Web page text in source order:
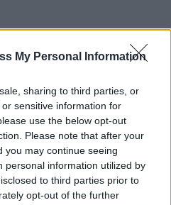
My Personal Information
sharing to third parties, or
sensitive information for
use the below opt-out
Please note that after your
you may continue seeing
personal information utilized by
to third parties prior to
opt-out of the further